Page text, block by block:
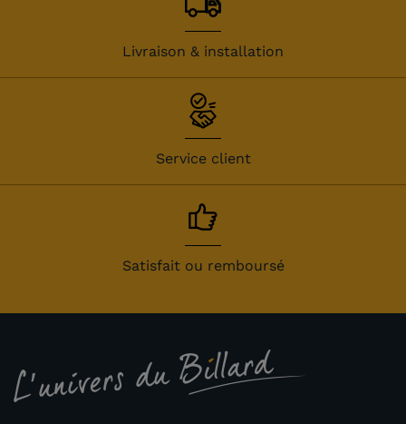
Livraison & installation
Service client
Satisfait ou remboursé